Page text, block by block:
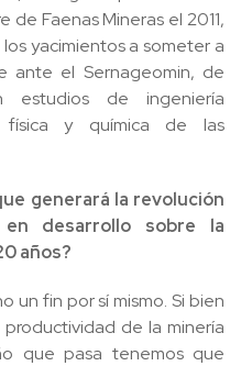
Faenas Mineras el 2011,
yacimientos a someter a
ante el Sernageomin, de
estudios de ingeniería
física y química de las
generará la revolución
en desarrollo sobre la
años?
un fin por sí mismo. Si bien
de la minería
que pasa tenemos que